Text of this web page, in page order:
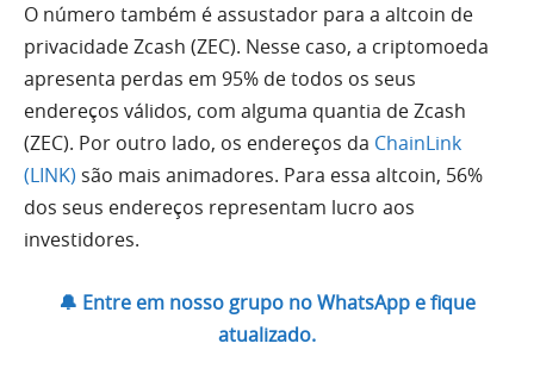
O número também é assustador para a altcoin de
privacidade Zcash (ZEC). Nesse caso, a criptomoeda
apresenta perdas em 95% de todos os seus
endereços válidos, com alguma quantia de Zcash
(ZEC). Por outro lado, os endereços da ChainLink
(LINK) são mais animadores. Para essa altcoin, 56%
dos seus endereços representam lucro aos
investidores.
🔔 Entre em nosso grupo no WhatsApp e fique
atualizado.